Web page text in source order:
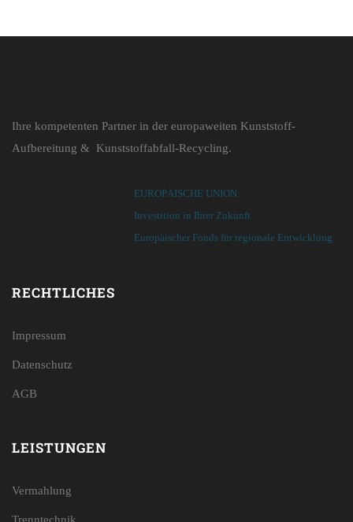
Ihre kompetenten Partner in der europaweiten Kunststoff-
Aufbereitung & Kunststoffabfall-Recycling.
EUROPÄISCHE UNION:
Investition in Ihrer Zukunft
Europäischer Fonds für regionale Entwicklung
RECHTLICHES
Impressum
Datenschutz
AGB
LEISTUNGEN
Vermahlung
Trenntechnik